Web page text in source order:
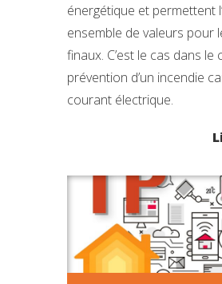
énergétique et permettent
ensemble de valeurs pour
finaux. C’est le cas dans le
prévention d’un incendie
courant électrique.